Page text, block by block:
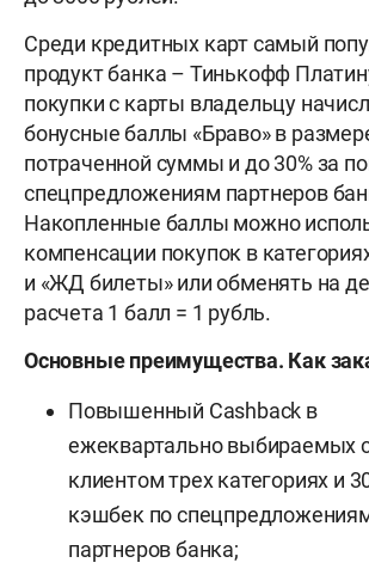
Среди кредитных карт самый
продукт банка – Тинькофф
покупки с карты владельцу
бонусные баллы «Браво» в
потраченной суммы и до 30% за
спецпредложениям партнеров
Накопленные баллы можно
компенсации покупок в
и «ЖД билеты» или обменять на
расчета 1 балл = 1 рубль.
Основные преимущества. Как
Повышенный Cashback в
ежеквартально выбираемых
клиентом трех категориях и
кэшбек по
партнеров банка;